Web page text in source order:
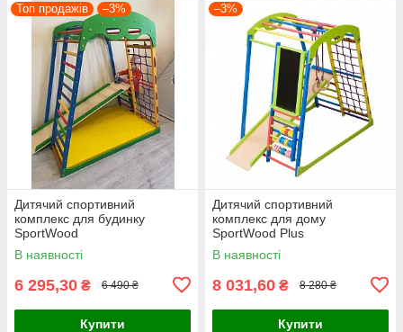
Топ продажів –3%
Дитячий спортивний
комплекс для будинку
SportWood
В наявності
6 295,30 ₴ 6 490 ₴
Купити
–3%
Дитячий спортивний
комплекс для дому
SportWood Plus
В наявності
8 031,60 ₴ 8 280 ₴
Купити